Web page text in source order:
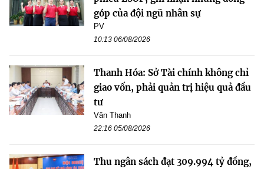
góp của đội ngũ nhân sự
PV
10:13 06/08/2026
Thanh Hóa: Sở Tài chính không chỉ
giao vốn, phải quản trị hiệu quả đầu
tư
Văn Thanh
22:16 05/08/2026
Thu ngân sách đạt 309.994 tỷ đồng,